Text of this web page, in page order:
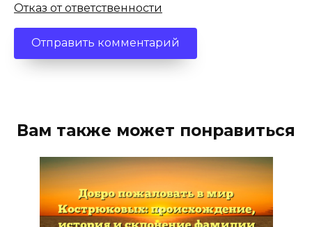
Отказ от ответственности
Вам также может понравиться